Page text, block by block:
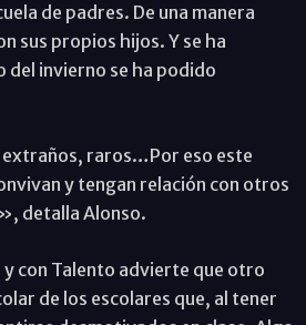
de padres. De una manera
sus propios hijos. Y se ha
del invierno se ha podido
extraños, raros…Por eso este
y tengan relación con otros
detalla Alonso.
y con Talento advierte que otro
de los escolares que, al tener